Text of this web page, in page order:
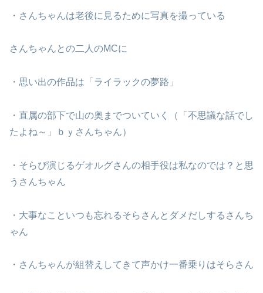
・さんちゃんは老後に見るために写真を撮っている
さんちゃんとの二人のMCに
・思い出の作品は「ライラックの夢路」
・直属の部下で山の奥までついていく（「不思議な話でし
たよね～」ｂｙさんちゃん）
・そらぴ演じるゲオルグさんの相手役は私なのでは？と思
うさんちゃん
・大事なこといつも忘れるそらさんとダメだしするさんち
ゃん
・さんちゃんが組替えしてきて声かけ一番乗りはそらさん